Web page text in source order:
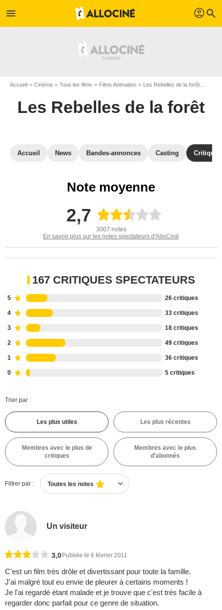
menu profil search
Accueil Cinéma Tous les films Films Animation Les Rebelles de la forêt
Les Rebelles de la forêt
Accueil News Bandes-annonces Casting
Note moyenne
2,7
3007 notes
En savoir plus sur les notes spectateurs d'AlloCiné
167 CRITIQUES SPECTATEURS
5 26 critiques
4 33 critiques
3 18 critiques
2 49 critiques
1 36 critiques
0 5 critiques
Trier par :
Les plus utiles Les plus récentes
Membres avec le plus de
critiques
Membres avec le plus
d'abonnés
Filtrer par : Toutes les notes
Un visiteur
3,0 Publiée le 6 février 2011
C'est un film très drôle et divertissant pour toute la famille.
J'ai malgré tout eu envie de pleurer à certains moments !
Je l'ai regardé étant malade et je trouve que c'est très facile à
regarder donc parfait pour ce genre de situation.